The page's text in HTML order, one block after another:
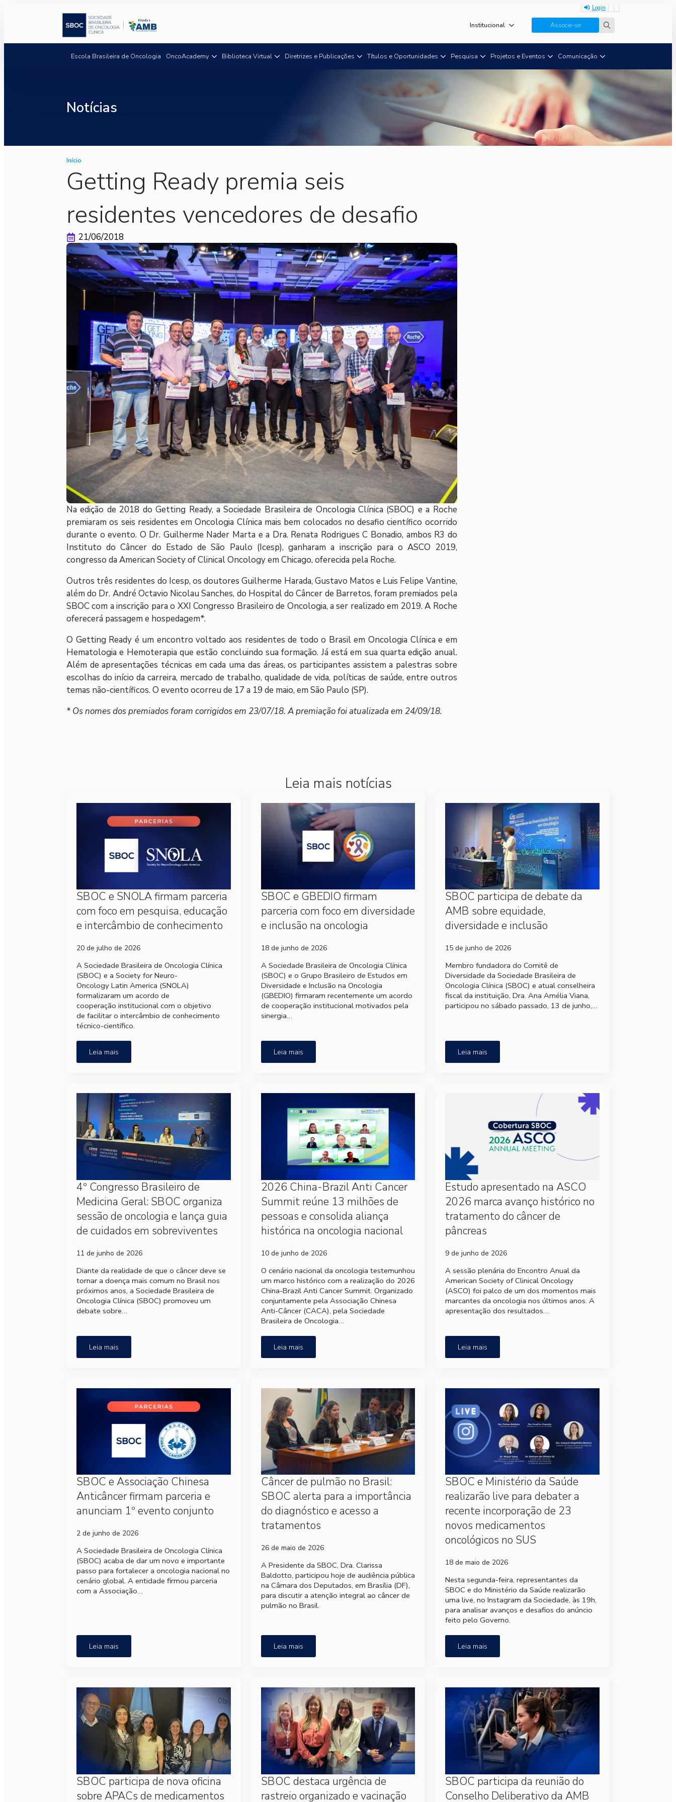
Login
Institucional Associe-se
Escola Brasileira de Oncologia OncoAcademy Biblioteca Virtual Diretrizes e Publicações Títulos e Oportunidades Pesquisa Projetos e Eventos Comunicação
Notícias
Início
Getting Ready premia seis
residentes vencedores de desafio
21/06/2018
Na edição de 2018 do Getting Ready, a Sociedade Brasileira de Oncologia Clínica (SBOC) e a Roche
premiaram os seis residentes em Oncologia Clínica mais bem colocados no desafio científico ocorrido
durante o evento. O Dr. Guilherme Nader Marta e a Dra. Renata Rodrigues C Bonadio, ambos R3 do
Instituto do Câncer do Estado de São Paulo (Icesp), ganharam a inscrição para o ASCO 2019,
congresso da American Society of Clinical Oncology em Chicago, oferecida pela Roche.
Outros três residentes do Icesp, os doutores Guilherme Harada, Gustavo Matos e Luis Felipe Vantine,
além do Dr. André Octavio Nicolau Sanches, do Hospital do Câncer de Barretos, foram premiados pela
SBOC com a inscrição para o XXI Congresso Brasileiro de Oncologia, a ser realizado em 2019. A Roche
oferecerá passagem e hospedagem*.
O Getting Ready é um encontro voltado aos residentes de todo o Brasil em Oncologia Clínica e em
Hematologia e Hemoterapia que estão concluindo sua formação. Já está em sua quarta edição anual.
Além de apresentações técnicas em cada uma das áreas, os participantes assistem a palestras sobre
escolhas do início da carreira, mercado de trabalho, qualidade de vida, políticas de saúde, entre outros
temas não-científicos. O evento ocorreu de 17 a 19 de maio, em São Paulo (SP).
* Os nomes dos premiados foram corrigidos em 23/07/18. A premiação foi atualizada em 24/09/18.
Leia mais notícias
SBOC e SNOLA firmam parceria
com foco em pesquisa, educação
e intercâmbio de conhecimento
20 de julho de 2026
A Sociedade Brasileira de Oncologia Clínica
(SBOC) e a Society for Neuro-
Oncology Latin America (SNOLA)
formalizaram um acordo de
cooperação institucional com o objetivo
de facilitar o intercâmbio de conhecimento
técnico-científico.
Leia mais
SBOC e GBEDIO firmam
parceria com foco em diversidade
e inclusão na oncologia
18 de junho de 2026
A Sociedade Brasileira de Oncologia Clínica
(SBOC) e o Grupo Brasileiro de Estudos em
Diversidade e Inclusão na Oncologia
(GBEDIO) firmaram recentemente um acordo
de cooperação institucional motivados pela
sinergia…
Leia mais
SBOC participa de debate da
AMB sobre equidade,
diversidade e inclusão
15 de junho de 2026
Membro fundadora do Comitê de
Diversidade da Sociedade Brasileira de
Oncologia Clínica (SBOC) e atual conselheira
fiscal da instituição, Dra. Ana Amélia Viana,
participou no sábado passado, 13 de junho,…
Leia mais
4º Congresso Brasileiro de
Medicina Geral: SBOC organiza
sessão de oncologia e lança guia
de cuidados em sobreviventes
11 de junho de 2026
Diante da realidade de que o câncer deve se
tornar a doença mais comum no Brasil nos
próximos anos, a Sociedade Brasileira de
Oncologia Clínica (SBOC) promoveu um
debate sobre…
Leia mais
2026 China-Brazil Anti Cancer
Summit reúne 13 milhões de
pessoas e consolida aliança
histórica na oncologia nacional
10 de junho de 2026
O cenário nacional da oncologia testemunhou
um marco histórico com a realização do 2026
China-Brazil Anti Cancer Summit. Organizado
conjuntamente pela Associação Chinesa
Anti-Câncer (CACA), pela Sociedade
Brasileira de Oncologia…
Leia mais
Estudo apresentado na ASCO
2026 marca avanço histórico no
tratamento do câncer de
pâncreas
9 de junho de 2026
A sessão plenária do Encontro Anual da
American Society of Clinical Oncology
(ASCO) foi palco de um dos momentos mais
marcantes da oncologia nos últimos anos. A
apresentação dos resultados…
Leia mais
SBOC e Associação Chinesa
Anticâncer firmam parceria e
anunciam 1º evento conjunto
2 de junho de 2026
A Sociedade Brasileira de Oncologia Clínica
(SBOC) acaba de dar um novo e importante
passo para fortalecer a oncologia nacional no
cenário global. A entidade firmou parceria
com a Associação…
Leia mais
Câncer de pulmão no Brasil:
SBOC alerta para a importância
do diagnóstico e acesso a
tratamentos
26 de maio de 2026
A Presidente da SBOC, Dra. Clarissa
Baldotto, participou hoje de audiência pública
na Câmara dos Deputados, em Brasília (DF),
para discutir a atenção integral ao câncer de
pulmão no Brasil.
Leia mais
SBOC e Ministério da Saúde
realizarão live para debater a
recente incorporação de 23
novos medicamentos
oncológicos no SUS
18 de maio de 2026
Nesta segunda-feira, representantes da
SBOC e do Ministério da Saúde realizarão
uma live, no Instagram da Sociedade, às 19h,
para analisar avanços e desafios do anúncio
feito pelo Governo.
Leia mais
SBOC participa de nova oficina
sobre APACs de medicamentos
SBOC destaca urgência de
rastreio organizado e vacinação
SBOC participa da reunião do
Conselho Deliberativo da AMB